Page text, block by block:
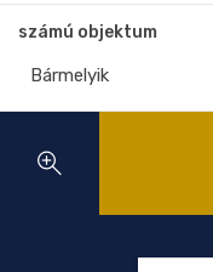
számú objektum